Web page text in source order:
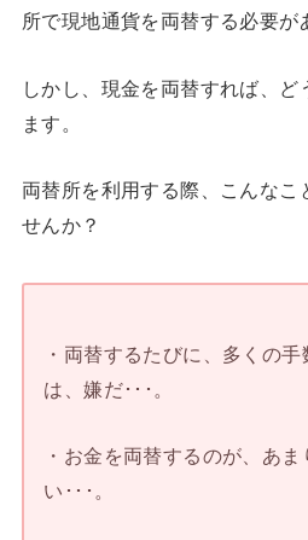
所で現地通貨を両替する必要が
しかし、現金を両替すれば、ど
ます。
両替所を利用する際、こんなこ
せんか？
・両替するたびに、多くの
は、嫌だ･･･。
・お金を両替するのが、あ
い･･･。